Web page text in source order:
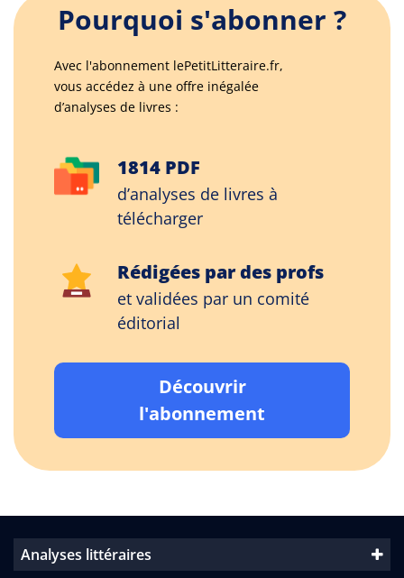
Pourquoi s'abonner ?
Avec l'abonnement lePetitLitteraire.fr,
vous accédez à une offre inégalée
d’analyses de livres :
1814 PDF
d’analyses de livres à
télécharger
Rédigées par des profs
et validées par un comité
éditorial
Découvrir
l'abonnement
Analyses littéraires